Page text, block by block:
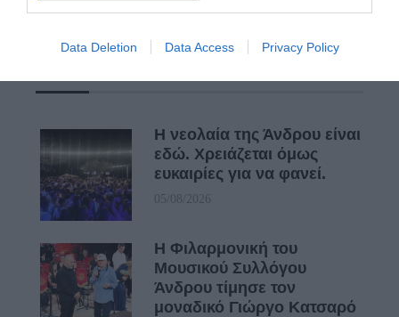
Data Deletion Data Access Privacy Policy
Η νεολαία της Άνδρου είναι
εδώ. Χρειάζεται όμως
ευκαιρίες για να φανεί.
05/08/2026
Η Φιλαρμονική του
Μουσικού Συλλόγου
Άνδρου τίμησε τον
μοναδικό Γιώργο Κατσαρό